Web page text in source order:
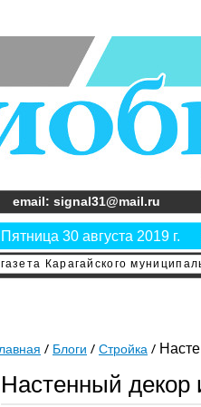
Карагайского
Пятница 30 августа 2019 г.
email: signal31@mail.ru
Блоги Стройка
Настенный декор